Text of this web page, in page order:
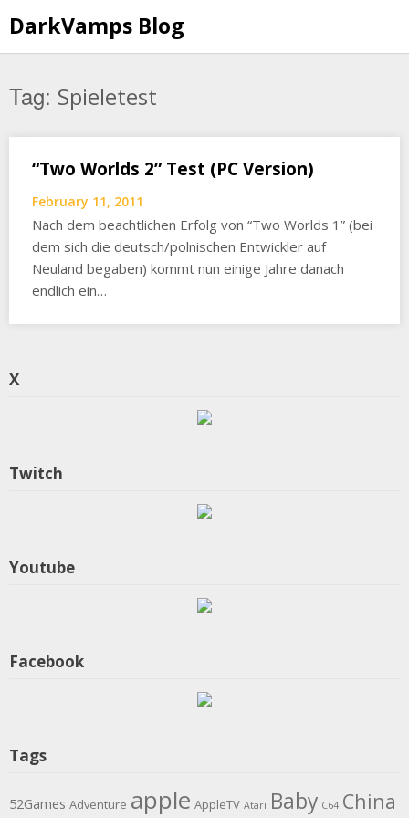
to
content
DarkVamps Blog
Tag: Spieletest
“Two Worlds 2” Test (PC Version)
February 11, 2011
Nach dem beachtlichen Erfolg von “Two Worlds 1” (bei
dem sich die deutsch/polnischen Entwickler auf
Neuland begaben) kommt nun einige Jahre danach
endlich ein…
X
Twitch
Youtube
Facebook
Tags
52Games Adventure apple AppleTV Atari Baby C64 China